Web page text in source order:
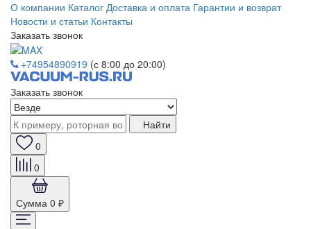
О компании Каталог Доставка и оплата Гарантии и возврат
Новости и статьи Контакты
Заказать звонок
+74954890919 (с 8:00 до 20:00)
Заказать звонок
Найти
0
0
Сумма 0 ₽